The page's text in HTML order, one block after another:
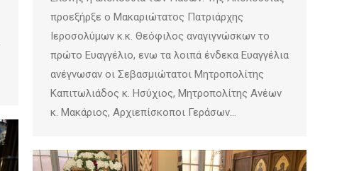
προεξήρξε ο Μακαριώτατος Πατριάρχης
Ιεροσολύμων κ.κ. Θεόφιλος αναγιγνώσκων το
πρώτο Ευαγγέλιο, ενω τα λοιπά ένδεκα Ευαγγέλια
ανέγνωσαν οι Σεβασμιώτατοι Μητροπολίτης
Καπιτωλιάδος κ. Ησύχιος, Μητροπολίτης Ανέων
κ. Μακάριος, Αρχιεπίσκοποι Γεράσων…